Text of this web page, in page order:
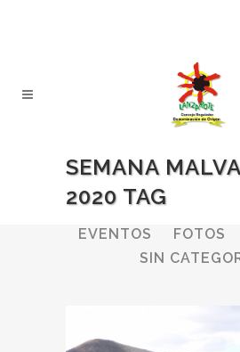
SEMANA
2020 TAG
ALL BODEGAS
EVENTOS
FOTOS
SIN